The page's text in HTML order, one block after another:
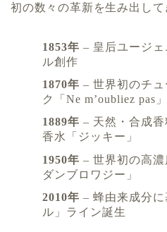
初の数々の革新を生み出して
1853年 – 皇后ユージ
ル創作
1870年 – 世界初のチ
ク「Ne m’oubliez pas」
1889年 – 天然・合成
香水「ジッキー」
1950年 – 世界初の高濃
ダンブロワジー」
2010年 – 蜂由来成分
ル」ライン誕生